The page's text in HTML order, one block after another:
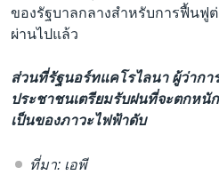
ของรัฐบาลกลางสำหรับการฟื้นฟูต่
ผ่านไปแล้ว
ส่วนที่รัฐนอร์ทแคโรไลนา ผู้ว่ากา
ประชาชนเตรียมรับฝนที่จะตกหนั
เป็นของภาวะไฟฟ้าดับ
ที่มา: เอพี